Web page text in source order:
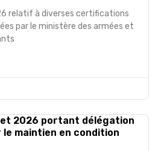
relatif à diverses certifications
par le ministère des armées et
2026 portant délégation
maintien en condition